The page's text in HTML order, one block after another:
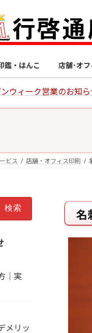
鑑・はんこ 店舗･オ
ウィーク営業のお知ら
ビス 店舗・オフィス印刷
名
｜実
メリッ